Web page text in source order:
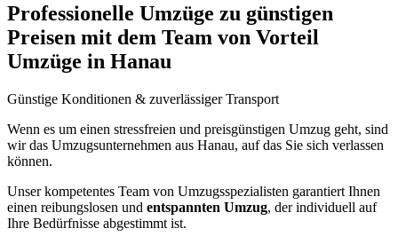
Professionelle Umzüge zu günstigen
Preisen mit dem Team von Vorteil
Umzüge in Hanau
Günstige Konditionen & zuverlässiger Transport
Wenn es um einen stressfreien und preisgünstigen Umzug geht, sind
wir das Umzugsunternehmen aus Hanau, auf das Sie sich verlassen
können.
Unser kompetentes Team von Umzugsspezialisten garantiert Ihnen
einen reibungslosen und entspannten Umzug, der individuell auf
Ihre Bedürfnisse abgestimmt ist.